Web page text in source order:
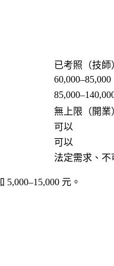
已考照（技師
60,000–85,000
無上限（開業
可以
可以
法定需求、不
元。